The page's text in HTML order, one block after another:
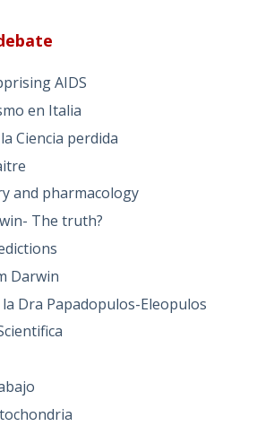
AIDS
en Italia
Ciencia perdida
and pharmacology
The truth?
Darwin
Dra Papadopulos-Eleopulos